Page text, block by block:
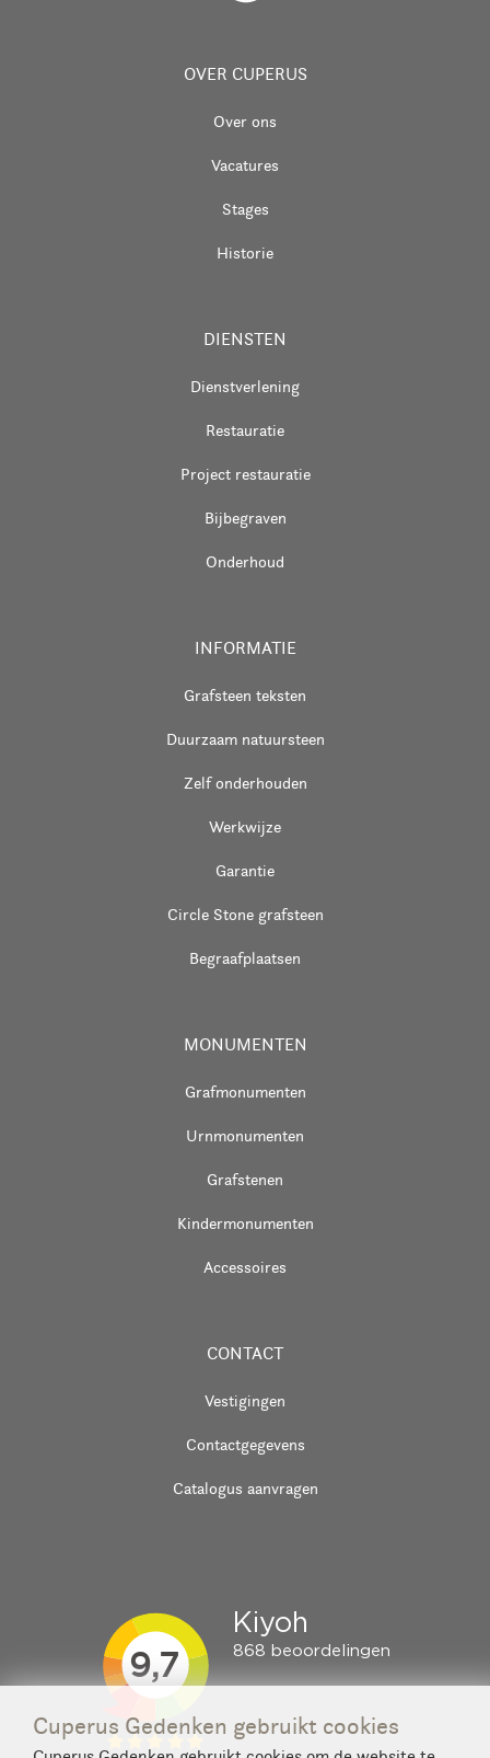
OVER CUPERUS
Over ons
Vacatures
Stages
Historie
DIENSTEN
Dienstverlening
Restauratie
Project restauratie
Bijbegraven
Onderhoud
INFORMATIE
Grafsteen teksten
Duurzaam natuursteen
Zelf onderhouden
Werkwijze
Garantie
Circle Stone grafsteen
Begraafplaatsen
MONUMENTEN
Grafmonumenten
Urnmonumenten
Grafstenen
Kindermonumenten
Accessoires
CONTACT
Vestigingen
Contactgegevens
Catalogus aanvragen
Cuperus Gedenken gebruikt cookies